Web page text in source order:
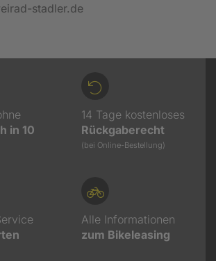
stadler.de
in 10
14 Tage kostenloses
Rückgaberecht
(bei Online-Bestellung)
Alle Informationen
zum Bikeleasing